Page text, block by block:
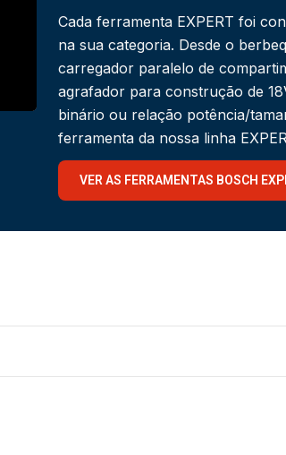
Cada ferramenta EXPERT foi
na sua categoria. Desde o
carregador paralelo de
agrafador para construção de
binário ou relação potência/
ferramenta da nossa linha
VER AS FERRAMENTAS BOSCH